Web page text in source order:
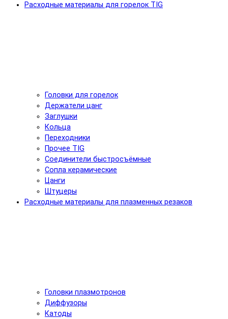
Расходные материалы для горелок TIG
Головки для горелок
Держатели цанг
Заглушки
Кольца
Переходники
Прочее TIG
Соединители быстросъёмные
Сопла керамические
Цанги
Штуцеры
Расходные материалы для плазменных резаков
Головки плазмотронов
Диффузоры
Катоды